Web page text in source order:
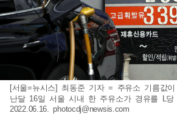
[서울=뉴시스] 최동준 기자 = 주유소 기름값
난달 16일 서울 시내 한 주유소가 경유를 L당
2022.06.16.photocdj@newsis.com